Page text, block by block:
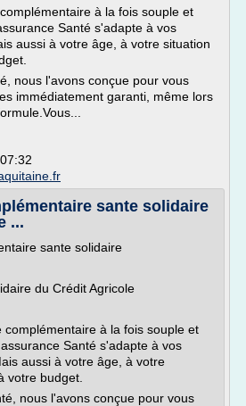
à la fois souple et
Santé s'adapte à vos
aussi à votre âge, à votre situation
nous l'avons conçue pour vous
immédiatement garanti, même lors
sante solidaire
...
sante solidaire
du Crédit Agricole
complémentaire à la fois souple et
Santé s'adapte à vos
aussi à votre âge, à votre
votre budget.
nous l'avons conçue pour vous